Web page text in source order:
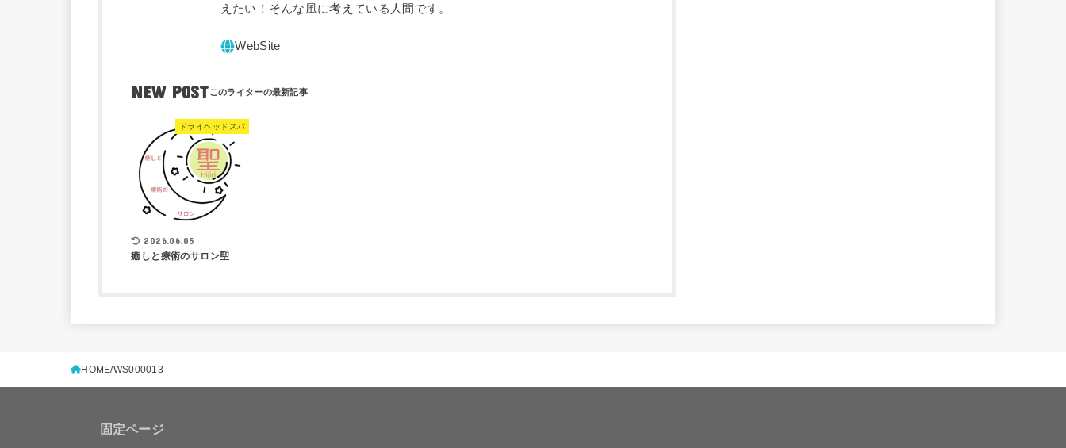
えたい！そんな風に考えている人間です。
NEW POST
ドライヘッドスパ
2026.06.05
癒しと療術のサロン聖
HOME WS000013
固定ページ